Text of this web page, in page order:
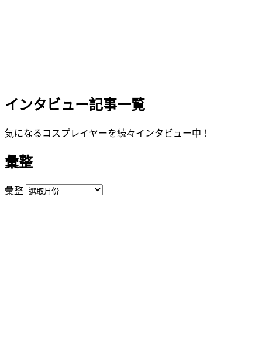
インタビュー記事一覧
気になるコスプレイヤーを続々インタビュー中！
彙整
彙整